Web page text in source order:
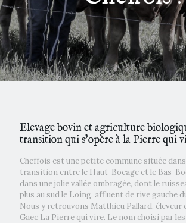
Elevage bovin et agriculture
transition qui s'opère à la Pierre qui
Cheffois est une petite commune située
transition entre le Haut-Bocage et le Bas-
dans une jolie vallée ombragée, dont le
plus au sud le Loing, affluent de rive gauche
Nous y retrouvons Matthieu Pallard, éleveur
Gaec La Pierre qui vire. Le nom choisi par